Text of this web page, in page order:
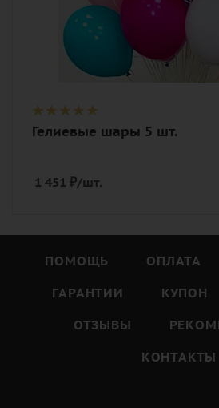
Гелиевые шары 5 шт.
1 451 ₽/шт.
ПОМОЩЬ ОПЛАТА
ГАРАНТИИ
КУПОН
ОТЗЫВЫ
КОНТАКТЫ